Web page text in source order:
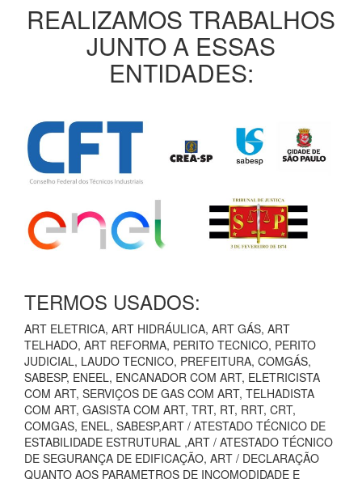
REALIZAMOS TRABALHOS
JUNTO A ESSAS
ENTIDADES:
TERMOS USADOS:
ART ELETRICA, ART HIDRÁULICA, ART GÁS, ART
TELHADO, ART REFORMA, PERITO TECNICO, PERITO
JUDICIAL, LAUDO TECNICO, PREFEITURA, COMGÁS,
SABESP, ENEEL, ENCANADOR COM ART, ELETRICISTA
COM ART, SERVIÇOS DE GAS COM ART, TELHADISTA
COM ART, GASISTA COM ART, TRT, RT, RRT, CRT,
COMGAS, ENEL, SABESP,ART / ATESTADO TÉCNICO DE
ESTABILIDADE ESTRUTURAL ,ART / ATESTADO TÉCNICO
DE SEGURANÇA DE EDIFICAÇÃO, ART / DECLARAÇÃO
QUANTO AOS PARAMETROS DE INCOMODIDADE E